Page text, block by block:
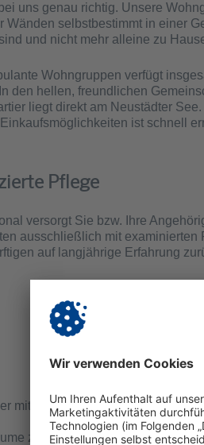
uns genau richtig. Unsere
Wänden selbstbestimmt in einer
und nicht mehr alleine zu
Wohngruppen verfügt
den hellen, freundlichen
liegt direkt am Neustädter
ist schnell
Pflege
versorgt Sie bzw. Ihre
ausschließlich mit
auf lang­jährige Erfahrung
mit eigenem Duschbad
zur gemeinsamen oder